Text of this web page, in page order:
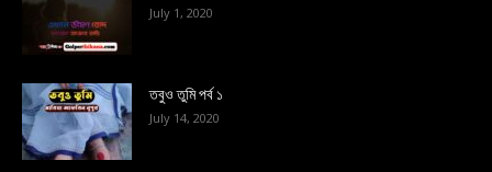
July 1, 2020
তবুও তুমি পর্ব ১
July 14, 2020